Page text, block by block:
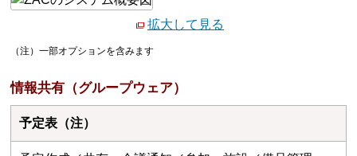
拡大して見る
（注）一部オプションを含みます
情報共有（グループウェア）
予定表（注）